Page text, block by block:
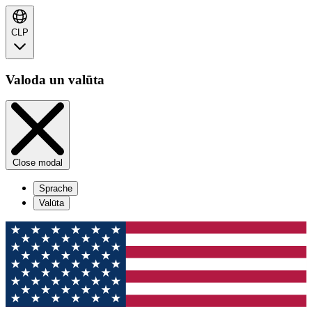
CLP
Valoda un valūta
Close modal
Sprache
Valūta